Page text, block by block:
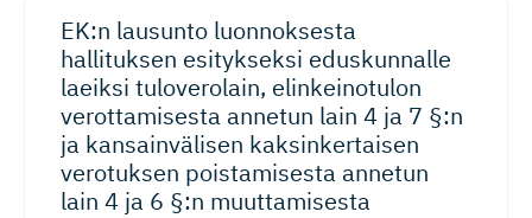
EK:n lausunto luonnoksesta
hallituksen esitykseksi eduskunnalle
laeiksi tuloverolain, elinkeinotulon
verottamisesta annetun lain 4 ja 7 §:n
ja kansainvälisen kaksinker­taisen
verotuksen poistamisesta annetun
lain 4 ja 6 §:n muuttamisesta